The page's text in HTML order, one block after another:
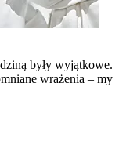
były wyjątkowe.
wrażenia – my